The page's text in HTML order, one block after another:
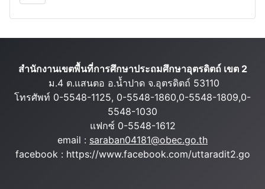
สำนักงานเขตพื้นที่การศึกษาประถมศึกษาอุตรดิตถ์ เขต 2
ม.4 ต.แสนตอ อ.น้ำปาด จ.อุตรดิตถ์ 53110
โทรศัพท์ 0-5548-1125, 0-5548-1860,0-5548-1809,0-
5548-1030
แฟกซ์ 0-5548-1612
email : saraban04181@obec.go.th
facebook : https://www.facebook.com/uttaradit2.go